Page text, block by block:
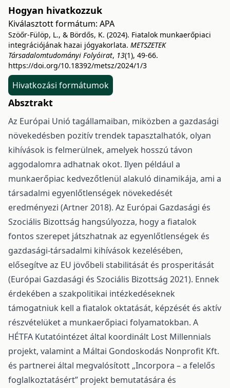
Hogyan hivatkozzuk
Kiválasztott formátum: APA
Szöőr-Fülöp, L., & Bördős, K. (2024). Fiatalok munkaerőpiaci
integrációjának hazai jógyakorlata. METSZETEK
Társadalomtudományi Folyóirat, 13(1), 49-66.
https://doi.org/10.18392/metsz/2024/1/3
Hivatkozási formátumok
Absztrakt
Az Európai Unió tagállamaiban, miközben a gazdasági
növekedésben pozitív trendek tapasztalhatók, olyan
kihívások is felmerülnek, amelyek hosszú távon
aggodalomra adhatnak okot. Ilyen például a
munkaerőpiac kedvezőtlenül alakuló dinamikája, ami a
társadalmi egyenlőtlenségek növekedését
eredményezi (Artner 2018). Az Európai Gazdasági és
Szociális Bizottság hangsúlyozza, hogy a fiatalok
fontos szerepet játszhatnak az egyenlőtlenségek és
gazdasági-társadalmi kihívások kezelésében,
elősegítve az EU jövőbeli stabilitását és prosperitását
(Európai Gazdasági és Szociális Bizottság 2021). Ennek
érdekében a szakpolitikai intézkedéseknek
támogatniuk kell a fiatalok oktatását, képzését és aktív
részvételüket a munkaerőpiaci folyamatokban. A
HÉTFA Kutatóintézet által koordinált Lost Millennials
projekt, valamint a Máltai Gondoskodás Nonprofit Kft.
és partnerei által megvalósított „Incorpora – a felelős
foglalkoztatásért” projekt bemutatására és